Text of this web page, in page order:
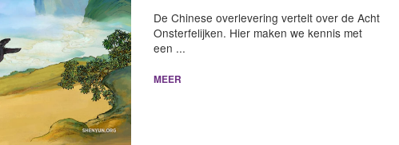
De Chinese overlevering vertelt over de Acht
Onsterfelijken. Hier maken we kennis met
een ...
MEER